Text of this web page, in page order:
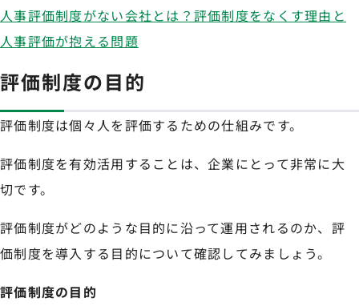
人事評価制度がない会社とは？評価制度をなくす理由と
人事評価が抱える問題
評価制度の目的
評価制度は個々人を評価するための仕組みです。
評価制度を有効活用することは、企業にとって非常に大
切です。
評価制度がどのような目的に沿って運用されるのか、評
価制度を導入する目的について確認してみましょう。
評価制度の目的